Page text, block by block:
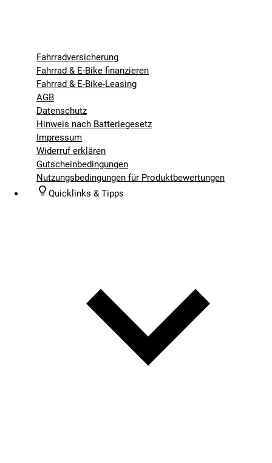
Fahrradversicherung
Fahrrad & E-Bike finanzieren
Fahrrad & E-Bike-Leasing
AGB
Datenschutz
Hinweis nach Batteriegesetz
Impressum
Widerruf erklären
Gutscheinbedingungen
Nutzungsbedingungen für Produktbewertungen
Quicklinks & Tipps